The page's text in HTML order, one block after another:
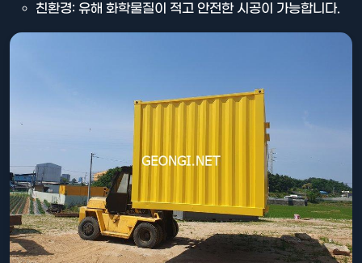
친환경: 유해 화학물질이 적고 안전한 시공이 가능합니다.